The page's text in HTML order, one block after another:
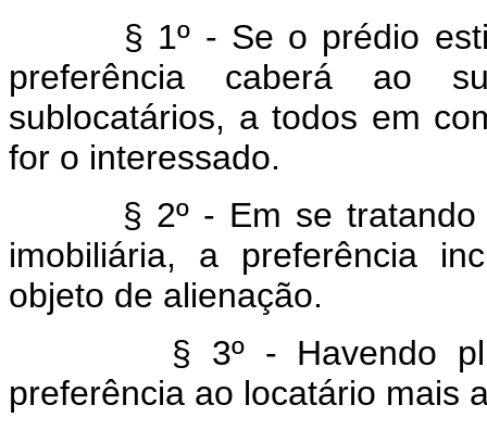
§ 1º - Se o prédio
preferência caberá ao
sublocatários, a todos em
for o interessado.
§ 2º - Em se tratando
imobiliária, a preferência
objeto de alienação.
§ 3º - Havendo
preferência ao locatário mais